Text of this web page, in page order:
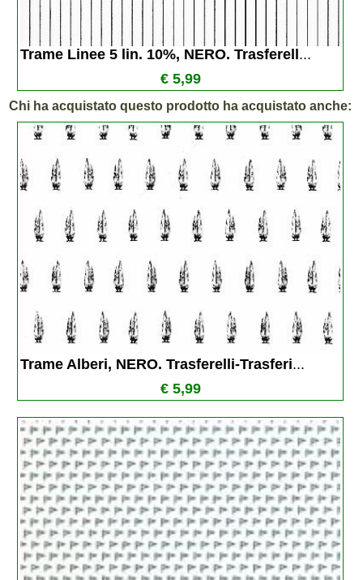
Trame Linee 5 lin. 10%, NERO. Trasferell ...
€ 5,99
Chi ha acquistato questo prodotto ha acquistato anche:
Trame Alberi, NERO. Trasferelli-Trasferi...
€ 5,99